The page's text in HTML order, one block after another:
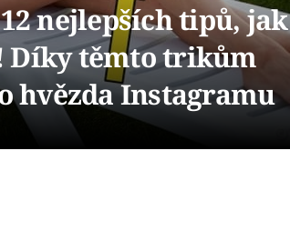
nejlepších tipů, jak
Díky těmto trikům
hvězda Instagramu